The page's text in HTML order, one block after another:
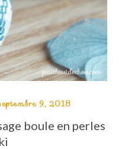
9, 2018
boule en perles